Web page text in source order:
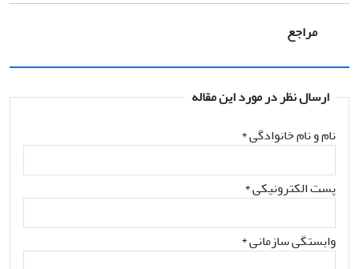
مراجع
ارسال نظر در مورد این مقاله
نام و نام خانوادگی*
پست الکترونیکی*
وابستگی سازمانی *